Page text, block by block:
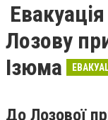
Лозову
Ізюма
До Лозової